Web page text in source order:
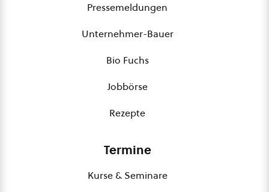
Pressemeldungen
Unternehmer-Bauer
Bio Fuchs
Jobbörse
Rezepte
Termine
Kurse & Seminare